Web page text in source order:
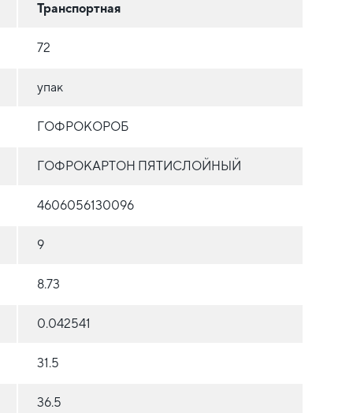
Транспортная
72
упак
ГОФРОКОРОБ
ГОФРОКАРТОН ПЯТИСЛОЙНЫЙ
4606056130096
9
8.73
0.042541
31.5
36.5